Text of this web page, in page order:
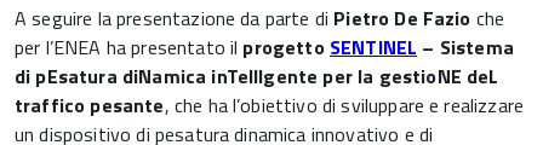
A seguire la presentazione da parte di Pietro De Fazio che
per l’ENEA ha presentato il progetto SENTINEL – Sistema
di pEsatura diNamica inTellIgente per la gestioNE deL
traffico pesante, che ha l’obiettivo di sviluppare e realizzare
un dispositivo di pesatura dinamica innovativo e di